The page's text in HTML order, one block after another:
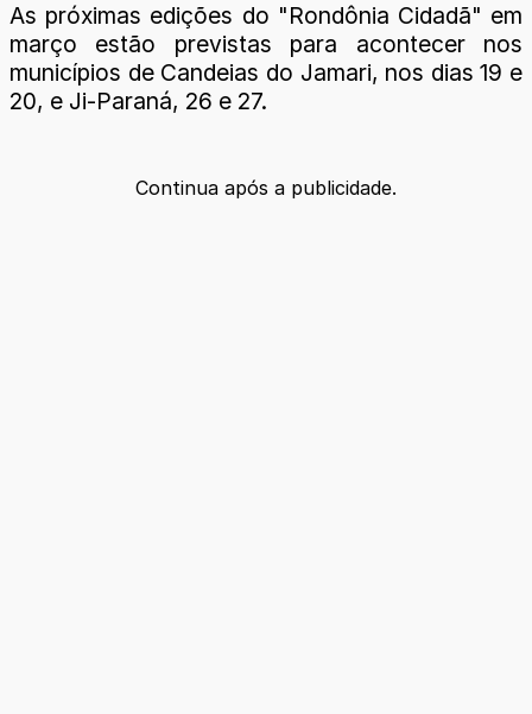
As próximas edições do "Rondônia Cidadã" em
março estão previstas para acontecer nos
municípios de Candeias do Jamari, nos dias 19 e
20, e Ji-Paraná, 26 e 27.
Continua após a publicidade.